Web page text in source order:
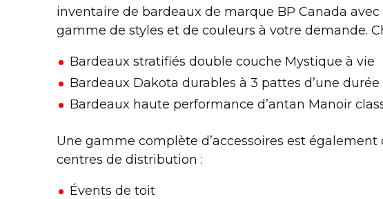
inventaire de bardeaux de marque BP Canada
gamme de styles et de couleurs à votre demande.
Bardeaux stratifiés double couche Mystique à vie
Bardeaux Dakota durables à 3 pattes d’une durée
Bardeaux haute performance d’antan Manoir
Une gamme complète d’accessoires est
centres de distribution :
Évents de toit